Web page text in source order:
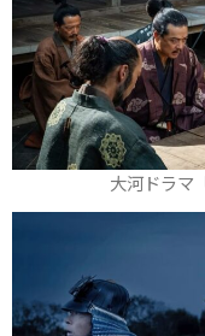
大河ドラマ